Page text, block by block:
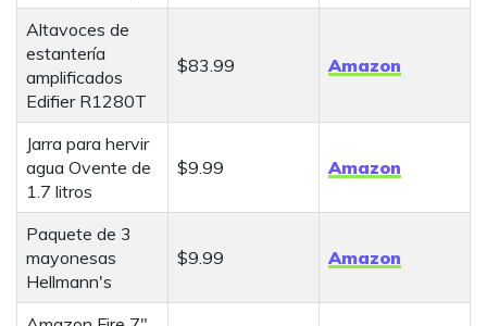
Altavoces de
estantería
amplificados
Edifier R1280T
$83.99 Amazon
Jarra para hervir
agua Ovente de
1.7 litros
$9.99 Amazon
Paquete de 3
mayonesas
Hellmann's
$9.99 Amazon